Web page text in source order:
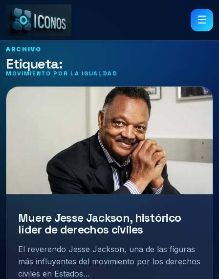
☰
ARCHIVO
Etiqueta:
MOVIMIENTO POR LA IGUALDAD
Muere Jesse Jackson, histórico
líder de derechos civiles
El reverendo Jesse Jackson, una de las figuras
más influyentes del movimiento por los derechos
civiles en Estados…